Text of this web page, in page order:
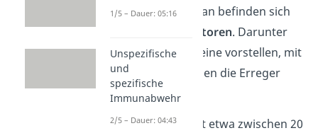
der Plasmamembran befinden sich
Rezeptoren. Darunter
kannst du dir Proteine vorstellen, mit
denen die Fresszellen die Erreger
erkennen können.
Ein Makrophage ist etwa zwischen 20
1/5 – Dauer: 05:16
Unspezifische
und
spezifische
Immunabwehr
2/5 – Dauer: 04:43